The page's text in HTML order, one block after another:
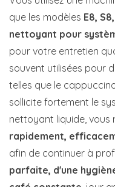
que les modèles E8,
nettoyant pour
pour votre entretien
souvent utilisées pour
telles que le
sollicite fortement le
nettoyant liquide, vous
rapidement,
afin de continuer à
parfaite, d'une